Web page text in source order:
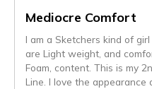
Mediocre Comfort
I am a Sketchers kind of
are Light weight, and
Foam, content. This is my
Line. I love the